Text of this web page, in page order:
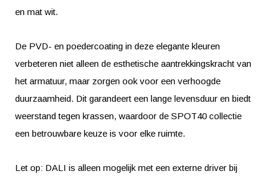
en mat wit.
De PVD- en poedercoating in deze elegante kleuren
verbeteren niet alleen de esthetische aantrekkingskracht van
het armatuur, maar zorgen ook voor een verhoogde
duurzaamheid. Dit garandeert een lange levensduur en biedt
weerstand tegen krassen, waardoor de SPOT40 collectie
een betrouwbare keuze is voor elke ruimte.
Let op: DALI is alleen mogelijk met een externe driver bij